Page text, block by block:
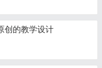
创的教学设计